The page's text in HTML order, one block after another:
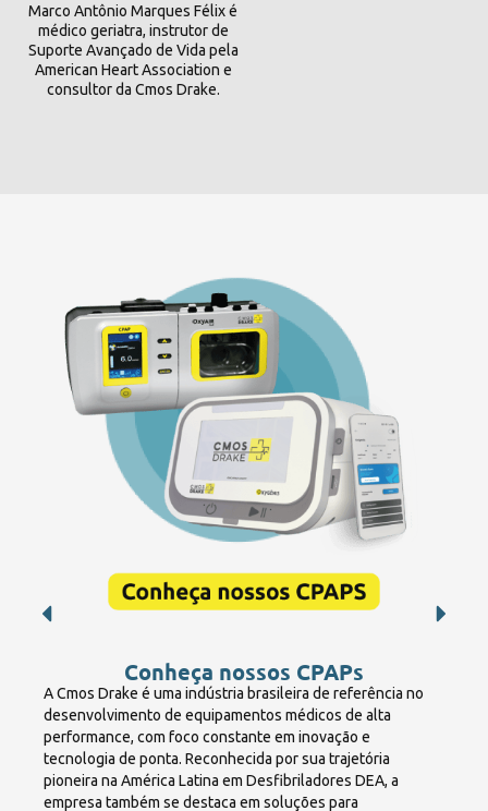
Marco Antônio Marques Félix é
médico geriatra, instrutor de
Suporte Avançado de Vida pela
American Heart Association e
consultor da Cmos Drake.
Conheça nossos CPAPs
A Cmos Drake é uma indústria brasileira de referência no
desenvolvimento de equipamentos médicos de alta
performance, com foco constante em inovação e
tecnologia de ponta. Reconhecida por sua trajetória
pioneira na América Latina em Desfibriladores DEA, a
empresa também se destaca em soluções para